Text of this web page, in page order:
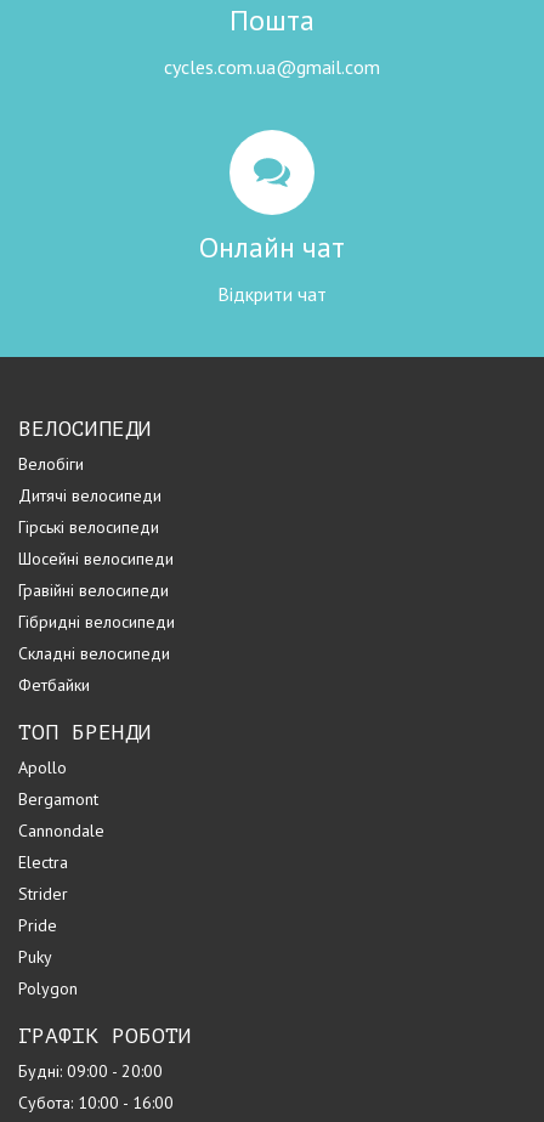
Пошта
cycles.com.ua@gmail.com
Онлайн чат
Відкрити чат
ВЕЛОСИПЕДИ
Велобіги
Дитячі велосипеди
Гірські велосипеди
Шосейні велосипеди
Гравійні велосипеди
Гібридні велосипеди
Складні велосипеди
Фетбайки
ТОП БРЕНДИ
Apollo
Bergamont
Cannondale
Electra
Strider
Pride
Puky
Polygon
ГРАФІК РОБОТИ
Будні: 09:00 - 20:00
Субота: 10:00 - 16:00